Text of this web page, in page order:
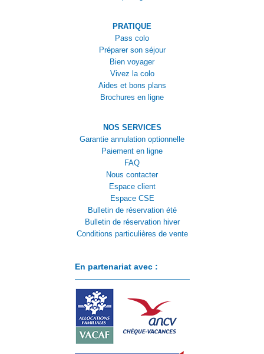
PRATIQUE
Pass colo
Préparer son séjour
Bien voyager
Vivez la colo
Aides et bons plans
Brochures en ligne
NOS SERVICES
Garantie annulation optionnelle
Paiement en ligne
FAQ
Nous contacter
Espace client
Espace CSE
Bulletin de réservation été
Bulletin de réservation hiver
Conditions particulières de vente
En partenariat avec :